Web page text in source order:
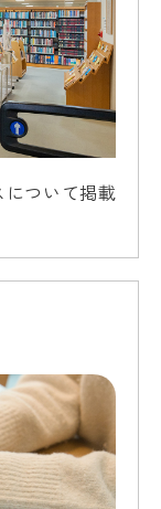
ついて掲載